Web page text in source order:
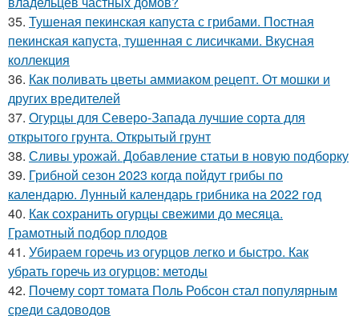
35. Тушеная пекинская капуста с грибами. Постная
пекинская капуста, тушенная с лисичками. Вкусная
коллекция
36. Как поливать цветы аммиаком рецепт. От мошки и
других вредителей
37. Огурцы для Северо-Запада лучшие сорта для
открытого грунта. Открытый грунт
38. Сливы урожай. Добавление статьи в новую подборку
39. Грибной сезон 2023 когда пойдут грибы по
календарю. Лунный календарь грибника на 2022 год
40. Как сохранить огурцы свежими до месяца.
Грамотный подбор плодов
41. Убираем горечь из огурцов легко и быстро. Как
убрать горечь из огурцов: методы
42. Почему сорт томата Поль Робсон стал популярным
среди садоводов